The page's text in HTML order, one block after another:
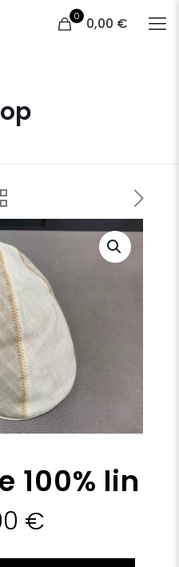
0 0,00 €
100% lin
€